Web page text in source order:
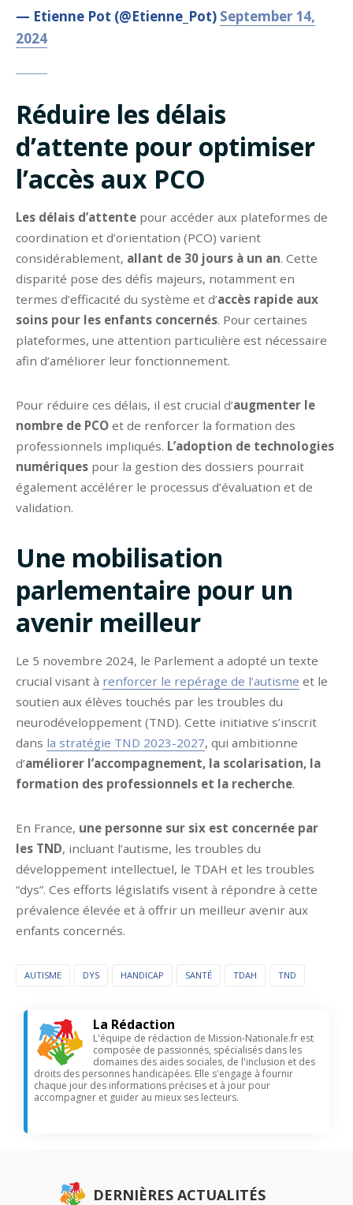
— Etienne Pot (@Etienne_Pot) September 14,
2024
Réduire les délais
d’attente pour optimiser
l’accès aux PCO
Les délais d’attente pour accéder aux plateformes de
coordination et d’orientation (PCO) varient
considérablement, allant de 30 jours à un an. Cette
disparité pose des défis majeurs, notamment en
termes d’efficacité du système et d’accès rapide aux
soins pour les enfants concernés. Pour certaines
plateformes, une attention particulière est nécessaire
afin d’améliorer leur fonctionnement.
Pour réduire ces délais, il est crucial d’augmenter le
nombre de PCO et de renforcer la formation des
professionnels impliqués. L’adoption de technologies
numériques pour la gestion des dossiers pourrait
également accélérer le processus d’évaluation et de
validation.
Une mobilisation
parlementaire pour un
avenir meilleur
Le 5 novembre 2024, le Parlement a adopté un texte
crucial visant à renforcer le repérage de l’autisme et le
soutien aux élèves touchés par les troubles du
neurodéveloppement (TND). Cette initiative s’inscrit
dans la stratégie TND 2023-2027, qui ambitionne
d’améliorer l’accompagnement, la scolarisation, la
formation des professionnels et la recherche.
En France, une personne sur six est concernée par
les TND, incluant l’autisme, les troubles du
développement intellectuel, le TDAH et les troubles
“dys”. Ces efforts législatifs visent à répondre à cette
prévalence élevée et à offrir un meilleur avenir aux
enfants concernés.
AUTISME DYS HANDICAP SANTÉ TDAH TND
La Rédaction
L'équipe de rédaction de Mission-Nationale.fr est
composée de passionnés, spécialisés dans les
domaines des aides sociales, de l'inclusion et des
droits des personnes handicapées. Elle s'engage à fournir
chaque jour des informations précises et à jour pour
accompagner et guider au mieux ses lecteurs.
DERNIÈRES ACTUALITÉS